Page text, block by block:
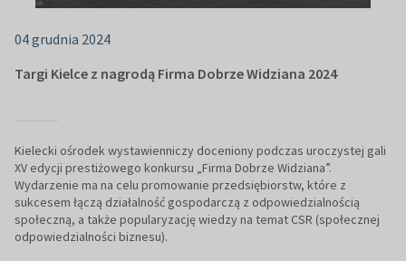
04 grudnia 2024
Targi Kielce z nagrodą Firma Dobrze Widziana 2024
Kielecki ośrodek wystawienniczy doceniony podczas uroczystej gali
XV edycji prestiżowego konkursu „Firma Dobrze Widziana”.
Wydarzenie ma na celu promowanie przedsiębiorstw, które z
sukcesem łączą działalność gospodarczą z odpowiedzialnością
społeczną, a także popularyzację wiedzy na temat CSR (społecznej
odpowiedzialności biznesu).